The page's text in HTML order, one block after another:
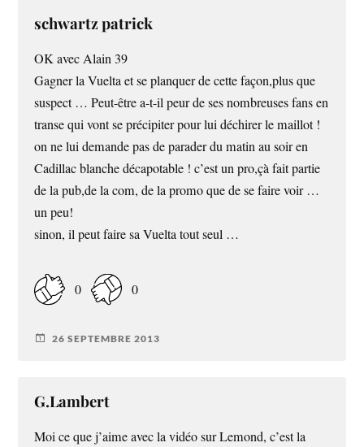
schwartz patrick
OK avec Alain 39
Gagner la Vuelta et se planquer de cette façon,plus que
suspect … Peut-être a-t-il peur de ses nombreuses fans en
transe qui vont se précipiter pour lui déchirer le maillot !
on ne lui demande pas de parader du matin au soir en
Cadillac blanche décapotable ! c’est un pro,çà fait partie
de la pub,de la com, de la promo que de se faire voir …
un peu!
sinon, il peut faire sa Vuelta tout seul …
0 0
26 SEPTEMBRE 2013
G.Lambert
Moi ce que j’aime avec la vidéo sur Lemond, c’est la